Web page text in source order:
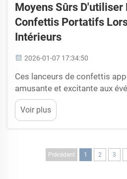
Moyens Sûrs D'utiliser
Confettis Portatifs
Intérieurs
2026-01-07 17:34:50
Ces lanceurs de confettis
amusante et excitante aux
Utilisés correctement,
pétard ajoute à une fête ou à
donne une impression de
difficiles à contrôler et créer
Voir plus
Précédent 1 2 3